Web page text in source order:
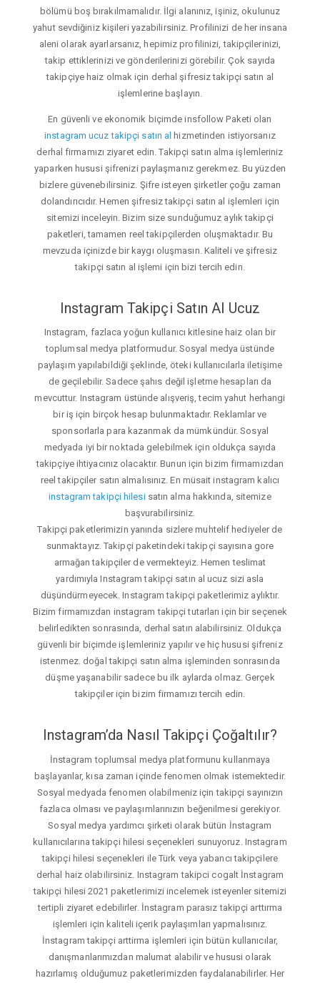
bölümü boş bırakılmamalıdır. İlgi alanınız, işiniz, okulunuz
yahut sevdiğiniz kişileri yazabilirsiniz. Profilinizi de her insana
aleni olarak ayarlarsanız, hepimiz profilinizi, takipçilerinizi,
takip ettiklerinizi ve gönderilerinizi görebilir. Çok sayıda
takipçiye haiz olmak için derhal şifresiz takipçi satın al
işlemlerine başlayın.
En güvenli ve ekonomik biçimde insfollow Paketi olan
instagram ucuz takipçi satın al hizmetinden istiyorsanız
derhal firmamızı ziyaret edin. Takipçi satın alma işlemleriniz
yaparken hususi şifrenizi paylaşmanız gerekmez. Bu yüzden
bizlere güvenebilirsiniz. Şifre isteyen şirketler çoğu zaman
dolandırıcıdır. Hemen şifresiz takipçi satın al işlemleri için
sitemizi inceleyin. Bizim size sunduğumuz aylık takipçi
paketleri, tamamen reel takipçilerden oluşmaktadır. Bu
mevzuda içinizde bir kaygı oluşmasın. Kaliteli ve şifresiz
takipçi satın al işlemi için bizi tercih edin.
Instagram Takipçi Satın Al Ucuz
Instagram, fazlaca yoğun kullanıcı kitlesine haiz olan bir
toplumsal medya platformudur. Sosyal medya üstünde
paylaşım yapılabildiği şeklinde, öteki kullanıcılarla iletişime
de geçilebilir. Sadece şahıs değil işletme hesapları da
mevcuttur. Instagram üstünde alışveriş, tecim yahut herhangi
bir iş için birçok hesap bulunmaktadır. Reklamlar ve
sponsorlarla para kazanmak da mümkündür. Sosyal
medyada iyi bir noktada gelebilmek için oldukça sayıda
takipçiye ihtiyacınız olacaktır. Bunun için bizim firmamızdan
reel takipçiler satın almalısınız. En müsait instagram kalıcı
instagram takipçi hilesisatın alma hakkında, sitemize
başvurabilirsiniz.
Takipçi paketlerimizin yanında sizlere muhtelif hediyeler de
sunmaktayız. Takipçi paketindeki takipçi sayısına gore
armağan takipçiler de vermekteyiz. Hemen teslimat
yardımıyla Instagram takipçi satın al ucuz sizi asla
düşündürmeyecek. Instagram takipçi paketlerimiz aylıktır.
Bizim firmamızdan instagram takipçi tutarları için bir seçenek
belirledikten sonrasında, derhal satın alabilirsiniz. Oldukça
güvenli bir biçimde işlemleriniz yapılır ve hiç hususi şifreniz
istenmez. doğal takipçi satın alma işleminden sonrasında
düşme yaşanabilir sadece bu ilk aylarda olmaz. Gerçek
takipçiler için bizim firmamızı tercih edin.
Instagram’da Nasıl Takipçi Çoğaltılır?
İnstagram toplumsal medya platformunu kullanmaya
başlayanlar, kısa zaman içinde fenomen olmak istemektedir.
Sosyal medyada fenomen olabilmeniz için takipçi sayınızın
fazlaca olması ve paylaşımlarınızın beğenilmesi gerekiyor.
Sosyal medya yardımcı şirketi olarak bütün İnstagram
kullanıcılarına takipçi hilesi seçenekleri sunuyoruz. Instagram
takipçi hilesi seçenekleri ile Türk veya yabancı takipçilere
derhal haiz olabilirsiniz. Instagram takipci cogalt İnstagram
takipçi hilesi 2021 paketlerimizi incelemek isteyenler sitemizi
tertipli ziyaret edebilirler. İnstagram parasız takipçi arttırma
işlemleri için kaliteli içerik paylaşımları yapmalısınız.
İnstagram takipçi arttirma işlemleri için bütün kullanıcılar,
danışmanlarımızdan malumat alabilir ve hususi olarak
hazırlamış olduğumuz paketlerimizden faydalanabilirler. Her